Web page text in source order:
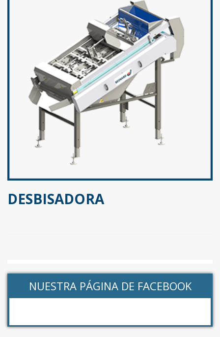
DESBISADORA
NUESTRA PÁGINA DE FACEBOOK